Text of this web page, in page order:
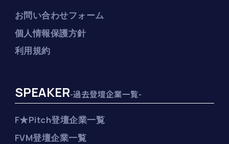
お問い合わせフォーム
個人情報保護方針
利用規約
SPEAKER-過去登壇企業一覧-
F★Pitch登壇企業一覧
FVM登壇企業一覧